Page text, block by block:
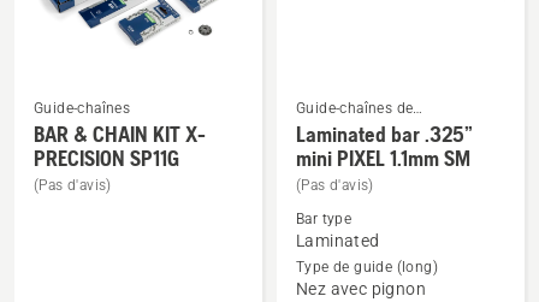
Voir
plus
de
Guide-chaînes
BAR & CHAIN KIT X-
PRECISION SP11G
(Pas d'avis)
Voir
plus
de
détails
sur
Laminated
Guide-chaînes de
tronçonneuses
Laminated bar .325”
mini PIXEL 1.1mm SM
(Pas d'avis)
Bar type
Laminated
Type de guide (long)
Nez avec pignon